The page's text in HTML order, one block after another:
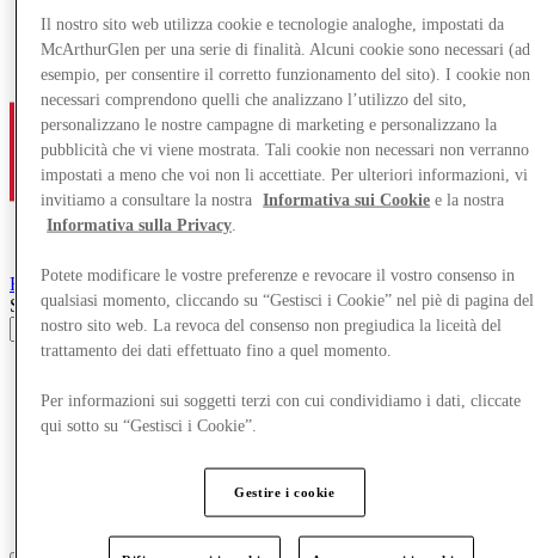
RoermondDesigner Outlet
Search input
Offerte
Pianifica la tua visita
Cosa c'è in programma
Il nostro sito web utilizza cookie e tecnologie analoghe, impostati da
McArthurGlen per una serie di finalità. Alcuni cookie sono necessari (ad
esempio, per consentire il corretto funzionamento del sito). I cookie non
necessari comprendono quelli che analizzano l’utilizzo del sito,
personalizzano le nostre campagne di marketing e personalizzano la
pubblicità che vi viene mostrata. Tali cookie non necessari non verranno
impostati a meno che voi non li accettiate. Per ulteriori informazioni, vi
invitiamo a consultare la nostra
Informativa sui Cookie e la nostra
Informativa sulla Privacy
Potete modificare le vostre preferenze e revocare il vostro consenso in
qualsiasi momento, cliccando su “Gestisci i Cookie” nel piè di pagina del
nostro sito web. La revoca del consenso non pregiudica la liceità del
trattamento dei dati effettuato fino a quel momento.
Per informazioni sui soggetti terzi con cui condividiamo i dati, cliccate
qui sotto su “Gestisci i Cookie”.
Gestire i cookie